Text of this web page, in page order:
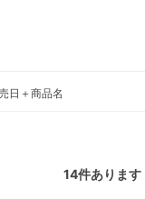
日＋商品名
14件あります